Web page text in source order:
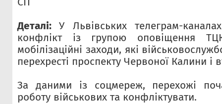
Деталі:У Львівських телеграм-
конфлікт із групою оповіщення
мобілізаційні заходи, які
перехресті проспекту Червоної Калини і
За даними із соцмереж, перехожі
роботу військових та конфліктувати.